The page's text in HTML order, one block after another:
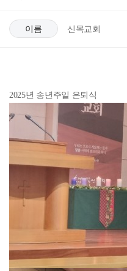
이름 신목교회
2025년 송년주일 은퇴식